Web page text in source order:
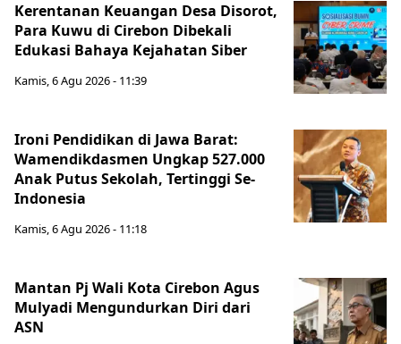
Kerentanan Keuangan Desa Disorot,
Para Kuwu di Cirebon Dibekali
Edukasi Bahaya Kejahatan Siber
Kamis, 6 Agu 2026 - 11:39
Ironi Pendidikan di Jawa Barat:
Wamendikdasmen Ungkap 527.000
Anak Putus Sekolah, Tertinggi Se-
Indonesia
Kamis, 6 Agu 2026 - 11:18
Mantan Pj Wali Kota Cirebon Agus
Mulyadi Mengundurkan Diri dari
ASN